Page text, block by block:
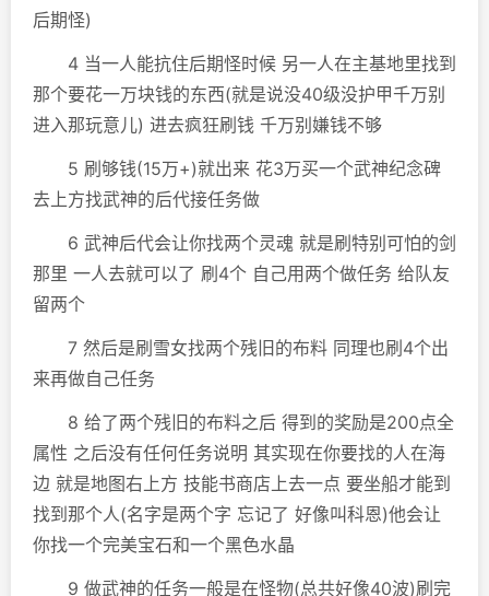
后期怪)
4 当一人能抗住后期怪时候 另一人在主基地里找到
那个要花一万块钱的东西(就是说没40级没护甲千万别
进入那玩意儿) 进去疯狂刷钱 千万别嫌钱不够
5 刷够钱(15万+)就出来 花3万买一个武神纪念碑
去上方找武神的后代接任务做
6 武神后代会让你找两个灵魂 就是刷特别可怕的剑
那里 一人去就可以了 刷4个 自己用两个做任务 给队友
留两个
7 然后是刷雪女找两个残旧的布料 同理也刷4个出
来再做自己任务
8 给了两个残旧的布料之后 得到的奖励是200点全
属性 之后没有任何任务说明 其实现在你要找的人在海
边 就是地图右上方 技能书商店上去一点 要坐船才能到
找到那个人(名字是两个字 忘记了 好像叫科恩)他会让
你找一个完美宝石和一个黑色水晶
9 做武神的任务一般是在怪物(总共好像40波)刷完